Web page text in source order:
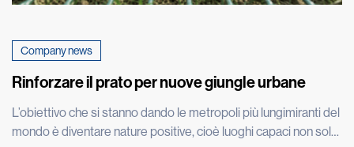
Company news
Rinforzare il prato per nuove giungle urbane
L’obiettivo che si stanno dando le metropoli più lungimiranti del
mondo è diventare nature positive, cioè luoghi capaci non solo